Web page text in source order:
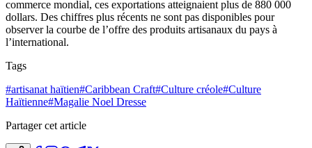
commerce mondial, ces exportations atteignaient plus de 880 000
dollars. Des chiffres plus récents ne sont pas disponibles pour
observer la courbe de l’offre des produits artisanaux du pays à
l’international.
Tags
#artisanat haïtien#Caribbean Craft#Culture créole#Culture
Haïtienne#Magalie Noel Dresse
Partager cet article